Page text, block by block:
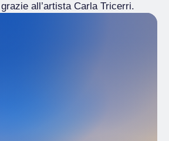
all’artista Carla Tricerri.